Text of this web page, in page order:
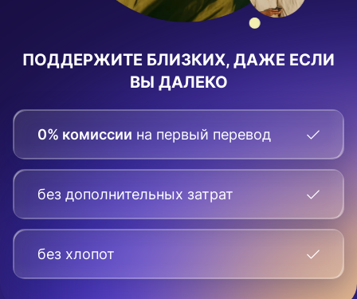
ПОДДЕРЖИТЕ БЛИЗКИХ, ДАЖЕ ЕСЛИ
ВЫ ДАЛЕКО
0% комиссии на первый перевод
без дополнительных затрат
без хлопот